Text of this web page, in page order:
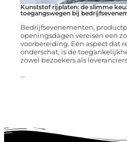
Kunststof rijplaten: de slimme
toegangswegen bij
Bedrijfsevenementen,
openingsdagen vereisen een
voorbereiding. Eén aspect dat
onderschat, is de
zowel bezoekers als
...